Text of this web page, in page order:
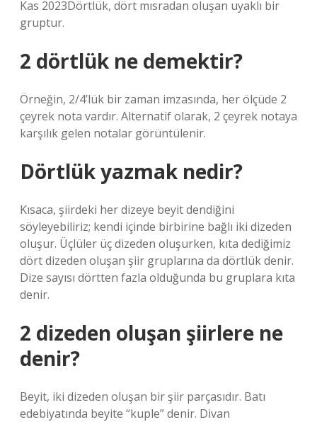
Kas 2023Dörtlük, dört mısradan oluşan uyaklı bir
gruptur.
2 dörtlük ne demektir?
Örneğin, 2/4’lük bir zaman imzasında, her ölçüde 2
çeyrek nota vardır. Alternatif olarak, 2 çeyrek notaya
karşılık gelen notalar görüntülenir.
Dörtlük yazmak nedir?
Kısaca, şiirdeki her dizeye beyit dendiğini
söyleyebiliriz; kendi içinde birbirine bağlı iki dizeden
oluşur. Üçlüler üç dizeden oluşurken, kıta dediğimiz
dört dizeden oluşan şiir gruplarına da dörtlük denir.
Dize sayısı dörtten fazla olduğunda bu gruplara kıta
denir.
2 dizeden oluşan şiirlere ne
denir?
Beyit, iki dizeden oluşan bir şiir parçasıdır. Batı
edebiyatında beyite “kuple” denir. Divan